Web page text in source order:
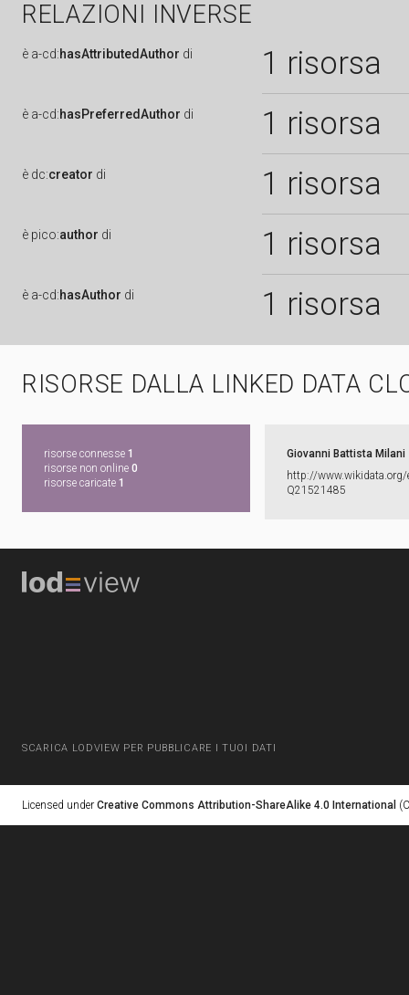
RELAZIONI INVERSE
è a-cd:hasAttributedAuthor di 1 risorsa
è a-cd:hasPreferredAuthor di 1 risorsa
è dc:creator di 1 risorsa
è pico:author di 1 risorsa
è a-cd:hasAuthor di 1 risorsa
RISORSE DALLA LINKED DATA
risorse connesse 1
risorse non online 0
risorse caricate 1
Giovanni Battista Milani
http:​/​/​
Q21521485
SCARICA LODVIEW PER PUBBLICARE I TUOI DATI
Licensed under Creative Commons Attribution-ShareAlike 4.0 International